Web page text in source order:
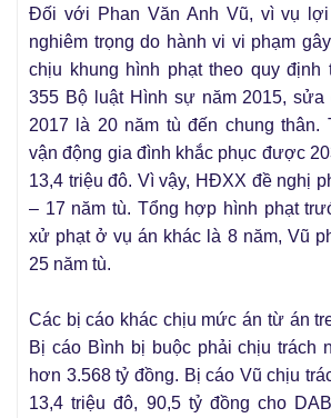
Đối với Phan Văn Anh Vũ, vì vụ
nghiêm trọng do hành vi vi phạm
chịu khung hình phạt theo quy định
355 Bộ luật Hình sự năm 2015, sửa
2017 là 20 năm tù đến chung thân.
vận động gia đình khắc phục được
13,4 triệu đô. Vì vậy, HĐXX đề nghị
– 17 năm tù. Tổng hợp hình phạt
xử phạt ở vụ án khác là 8 năm, Vũ
25 năm tù.
Các bị cáo khác chịu mức án từ án
Bị cáo Bình bị buộc phải chịu trách
hơn 3.568 tỷ đồng. Bị cáo Vũ chịu
13,4 triệu đô, 90,5 tỷ đồng cho